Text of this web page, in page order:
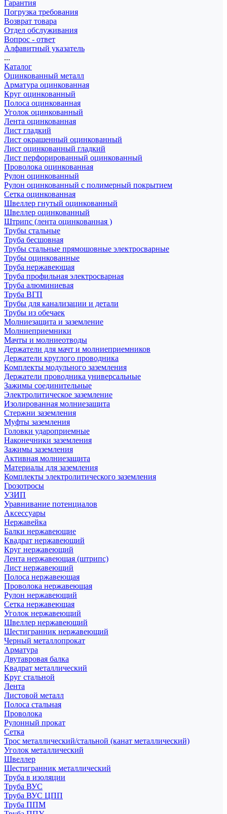
Гарантия
Погрузка требования
Возврат товара
Отдел обслуживания
Вопрос - ответ
Алфавитный указатель
...
Каталог
Оцинкованный металл
Арматура оцинкованная
Круг оцинкованный
Полоса оцинкованная
Уголок оцинкованный
Лента оцинкованная
Лист гладкий
Лист окрашенный оцинкованный
Лист оцинкованный гладкий
Лист перфорированный оцинкованный
Проволока оцинкованная
Рулон оцинкованный
Рулон оцинкованный с полимерный покрытием
Сетка оцинкованная
Швеллер гнутый оцинкованный
Швеллер оцинкованный
Штрипс (лента оцинкованная )
Трубы стальные
Труба бесшовная
Трубы стальные прямошовные электросварные
Трубы оцинкованные
Труба нержавеющая
Труба профильная электросварная
Труба алюминиевая
Труба ВГП
Трубы для канализации и детали
Трубы из обечаек
Молниезащита и заземление
Молниеприемники
Мачты и молниеотводы
Держатели для мачт и молниеприемников
Держатели круглого проводника
Комплекты модульного заземления
Держатели проводника универсальные
Зажимы соединительные
Электролитическое заземление
Изолированная молниезащита
Стержни заземления
Муфты заземления
Головки удароприемные
Наконечники заземления
Зажимы заземления
Активная молниезащита
Материалы для заземления
Комплекты электролитического заземления
Грозотросы
УЗИП
Уравнивание потенциалов
Аксессуары
Нержавейка
Балки нержавеющие
Квадрат нержавеющий
Круг нержавеющий
Лента нержавеющая (штрипс)
Лист нержавеющий
Полоса нержавеющая
Проволока нержавеющая
Рулон нержавеющий
Сетка нержавеющая
Уголок нержавеющий
Швеллер нержавеющий
Шестигранник нержавеющий
Черный металлопрокат
Арматура
Двутавровая балка
Квадрат металлический
Круг стальной
Лента
Листовой металл
Полоса стальная
Проволока
Рулонный прокат
Сетка
Трос металлический/стальной (канат металлический)
Уголок металлический
Швеллер
Шестигранник металлический
Труба в изоляции
Труба ВУС
Труба ВУС ЦПП
Труба ППМ